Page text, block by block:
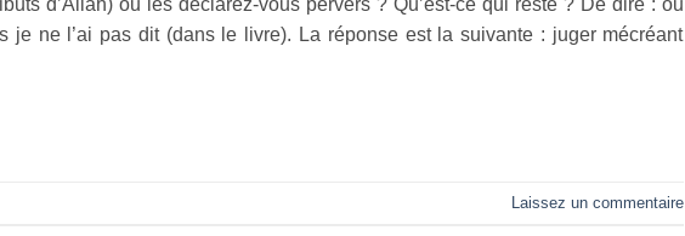
d’Allah) ou les déclarez-vous pervers ? Qu’est-ce qui reste ? De dire : ou
je ne l’ai pas dit (dans le livre). La réponse est la suivante : juger mécréant
Laissez un commentaire